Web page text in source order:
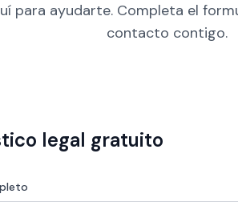
para ayudarte. Completa el
contacto contigo.
legal gratuito